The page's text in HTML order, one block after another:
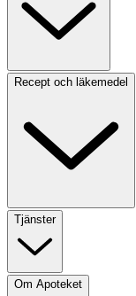
Recept och läkemedel
Tjänster
Om Apoteket